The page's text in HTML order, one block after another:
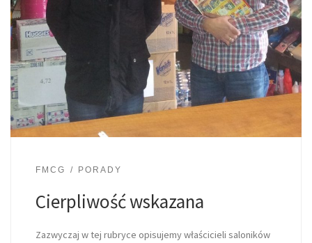
FMCG PORADY
Cierpliwość wskazana
Zazwyczaj w tej rubryce opisujemy właścicieli saloników